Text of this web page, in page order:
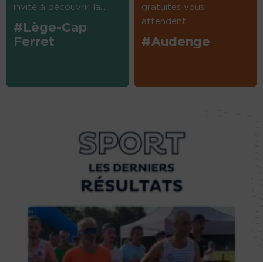
invité à découvrir la...
#Lège-Cap
Ferret
gratuites vous
attendent....
#Audenge